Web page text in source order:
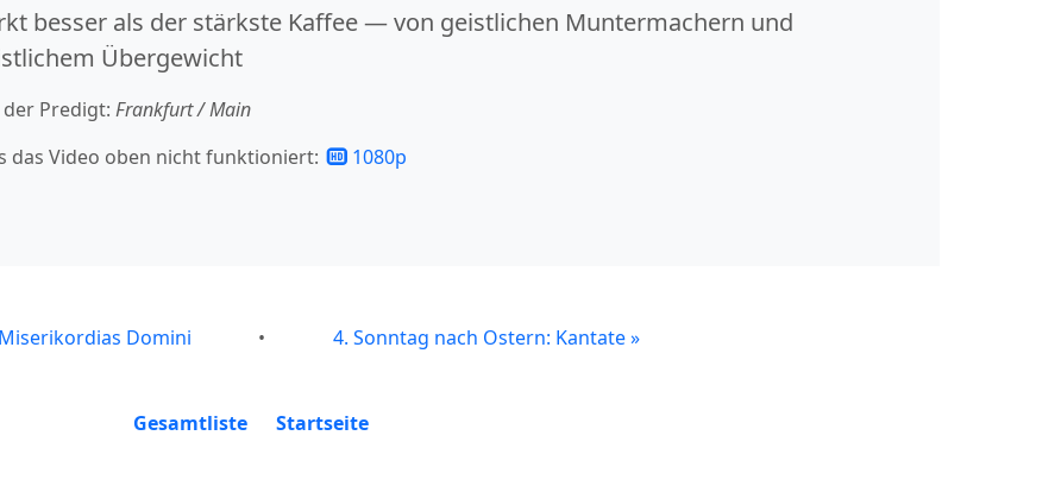
besser als der stärkste Kaffee — von geistlichen Muntermachern und
Übergewicht
Predigt: Frankfurt / Main
das Video oben nicht funktioniert:
1080p
Domini • 4. Sonntag nach Ostern: Kantate»
Gesamtliste Startseite